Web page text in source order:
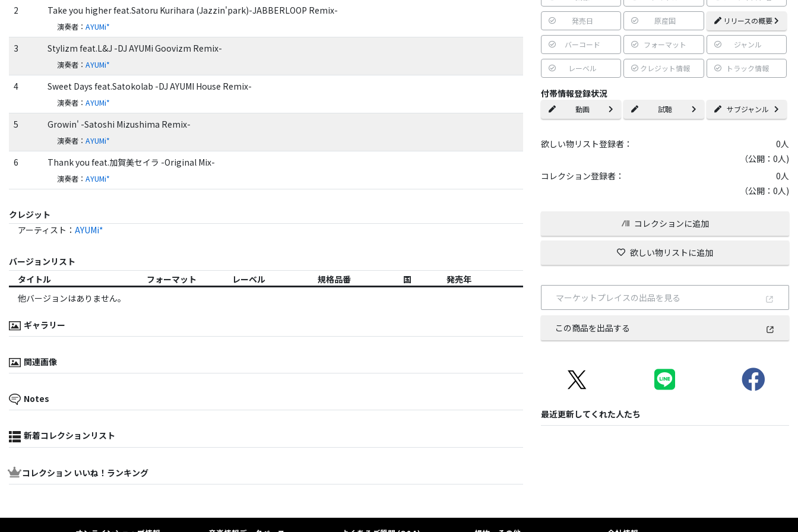
2 Take you higher feat.Satoru Kurihara (Jazzin'park)-JABBERLOOP Remix-
演奏者 ：AYUMi*
3 Stylizm feat.L&J -DJ AYUMi Goovizm Remix-
演奏者 ：AYUMi*
4 Sweet Days feat.Satokolab -DJ AYUMI House Remix-
演奏者 ：AYUMi*
5 Growin' -Satoshi Mizushima Remix-
演奏者 ：AYUMi*
6 Thank you feat.加賀美セイラ -Original Mix-
演奏者 ：AYUMi*
クレジット
アーティスト ： AYUMi*
バージョンリスト
タイトル
フォーマット レーベル 規格品番 国
発売年
他バージョンはありません。
ギャラリー
関連画像
Notes
新着コレクションリスト
コレクション いいね！ランキング
発売日 原産国 リリースの概要
バーコード フォーマット ジャンル
レーベル クレジット情報 トラック情報
付帯情報登録状況
動画 試聴 サブジャンル
欲しい物リスト登録者： 0人
（公開：0人)
コレクション登録者：
0人
（公開：0人)
コレクションに追加
欲しい物リストに追加
マーケットプレイスの出品を見る
この商品を出品する
最近更新してくれた人たち